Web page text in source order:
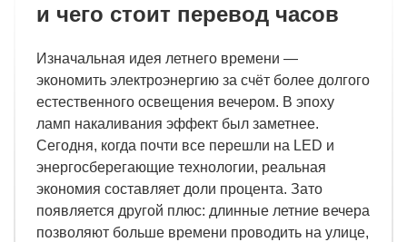
и чего стоит перевод часов
Изначальная идея летнего времени —
экономить электроэнергию за счёт более долгого
естественного освещения вечером. В эпоху
ламп накаливания эффект был заметнее.
Сегодня, когда почти все перешли на LED и
энергосберегающие технологии, реальная
экономия составляет доли процента. Зато
появляется другой плюс: длинные летние вечера
позволяют больше времени проводить на улице,